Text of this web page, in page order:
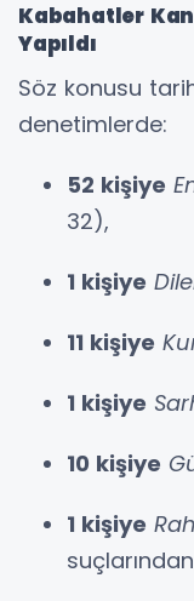
Kabahatler
Yapıldı
Söz konusu
denetimlerde:
52 kişiye
32),
1 kişiye
11 kişiye
1 kişiye
10 kişiye
1 kişiye